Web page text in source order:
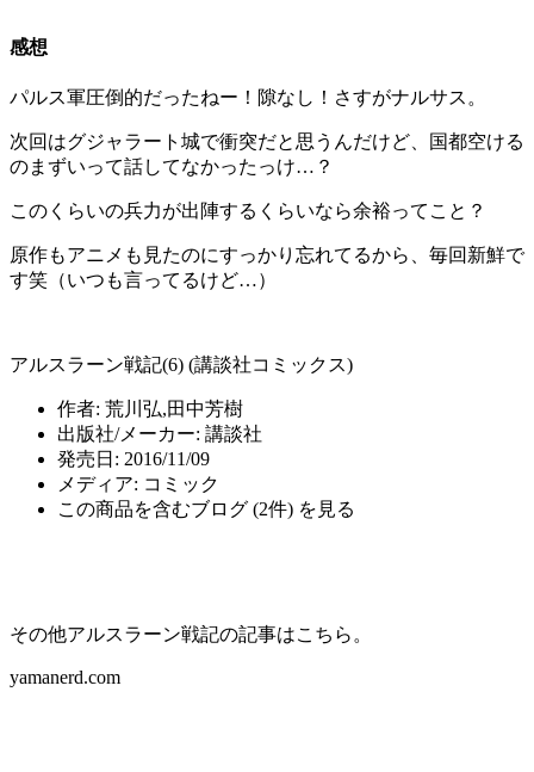
感想
パルス軍圧倒的だったねー！隙なし！さすがナルサス。
次回はグジャラート城で衝突だと思うんだけど、国都空ける
のまずいって話してなかったっけ…？
このくらいの兵力が出陣するくらいなら余裕ってこと？
原作もアニメも見たのにすっかり忘れてるから、毎回新鮮で
す笑（いつも言ってるけど…）
アルスラーン戦記(6) (講談社コミックス)
作者: 荒川弘,田中芳樹
出版社/メーカー: 講談社
発売日: 2016/11/09
メディア: コミック
この商品を含むブログ (2件) を見る
その他アルスラーン戦記の記事はこちら。
yamanerd.com